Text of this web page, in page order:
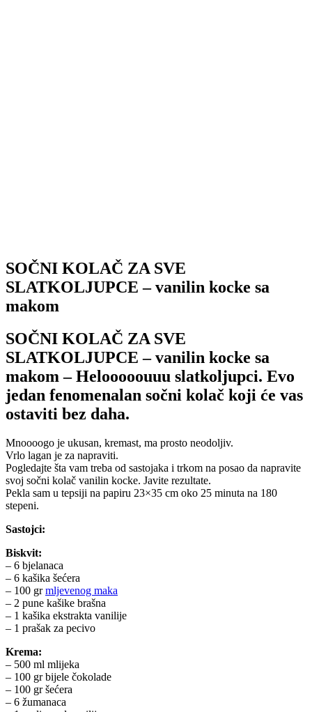
SOČNI KOLAČ ZA SVE
SLATKOLJUPCE – vanilin kocke sa
makom
SOČNI KOLAČ ZA SVE
SLATKOLJUPCE – vanilin kocke sa
makom – Helooooouuu slatkoljupci. Evo
jedan fenomenalan sočni kolač koji će vas
ostaviti bez daha.
Mnoooogo je ukusan, kremast, ma prosto neodoljiv.
Vrlo lagan je za napraviti.
Pogledajte šta vam treba od sastojaka i trkom na posao da napravite
svoj sočni kolač vanilin kocke. Javite rezultate.
Pekla sam u tepsiji na papiru 23×35 cm oko 25 minuta na 180
stepeni.
Sastojci:
Biskvit:
– 6 bjelanaca
– 6 kašika šećera
– 100 grmljevenog maka
– 2 pune kašike brašna
– 1 kašika ekstrakta vanilije
– 1 prašak za pecivo
Krema:
– 500 ml mlijeka
– 100 gr bijele čokolade
– 100 gr šećera
– 6 žumanaca